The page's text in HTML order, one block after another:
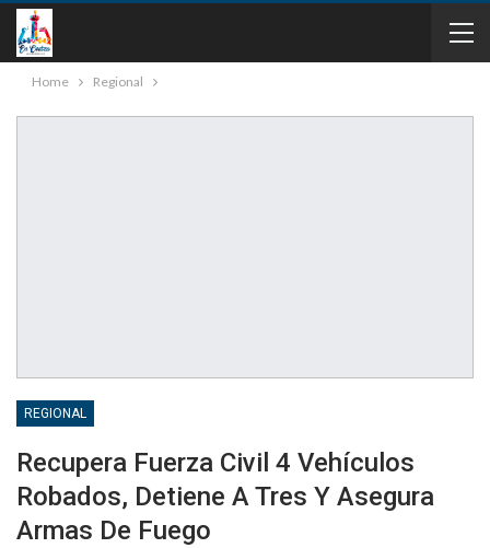
Home Regional
REGIONAL
Recupera Fuerza Civil 4 Vehículos
Robados, Detiene A Tres Y Asegura
Armas De Fuego